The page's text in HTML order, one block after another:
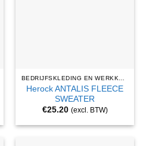
Herock ANTALIS FLEECE
SWEATER
€25.20 (excl. BTW)